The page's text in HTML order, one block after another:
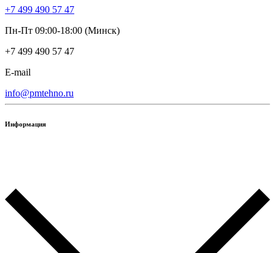
+7 499 490 57 47
Пн-Пт 09:00-18:00 (Минск)
+7 499 490 57 47
E-mail
info@pmtehno.ru
Информация